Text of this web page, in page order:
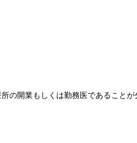
の開業もしくは勤務医であることが